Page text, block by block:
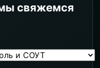
свяжемся